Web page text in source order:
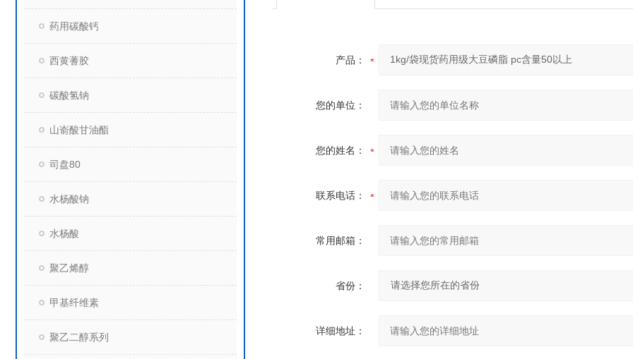
药用碳酸钙
西黄蓍胶
碳酸氢钠
山嵛酸甘油酯
司盘80
水杨酸钠
水杨酸
聚乙烯醇
甲基纤维素
聚乙二醇系列
产品：
您的单位：
您的姓名：
联系电话：
常用邮箱：
省份：
详细地址：